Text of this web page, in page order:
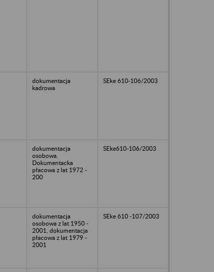
dokumentacja
kadrowa
SEke 610-106/2003
dokumentacja
osobowa.
Dokumentacka
płacowa z lat 1972 -
200
SEke610-106/2003
dokumentacja
osobowa z lat 1950 -
2001, dokumentacja
płacowa z lat 1979 -
2001
SEke 610 -107/2003